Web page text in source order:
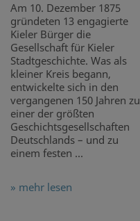
Am 10. Dezember 1875
gründeten 13 engagierte
Kieler Bürger die
Gesellschaft für Kieler
Stadtgeschichte. Was als
kleiner Kreis begann,
entwickelte sich in den
vergangenen 150 Jahren zu
einer der größten
Geschichtsgesellschaften
Deutschlands – und zu
einem festen ...
» mehr lesen